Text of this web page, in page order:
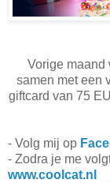
Vorige maand
samen met een
giftcard van 75
- Volg mij op
- Zodra je me
www.coolcat.nl